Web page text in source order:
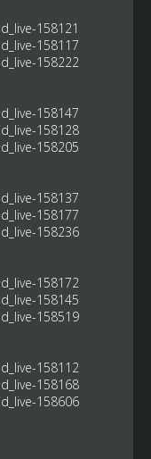
158121
158117
158222
158147
158128
158205
158137
158177
158236
158172
158145
158519
158112
158168
158606